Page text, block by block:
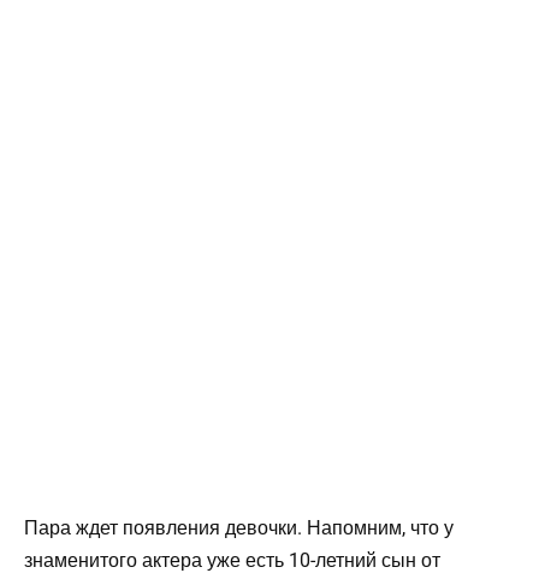
Пара ждет появления девочки. Напомним, что у
знаменитого актера уже есть 10-летний сын от